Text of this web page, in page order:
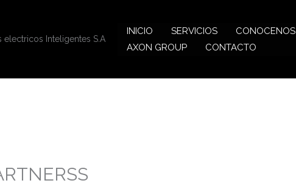
electricos Inteligentes S.A
INICIO SERVICIOS CONOCENOS
AXON GROUP
CONTACTO